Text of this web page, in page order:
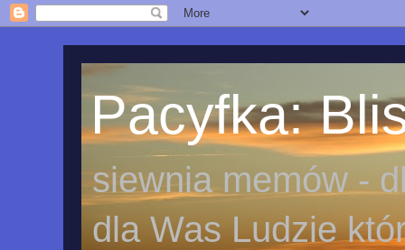
Pacyfka:
siewnia memów -
dla Was Ludzie